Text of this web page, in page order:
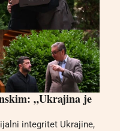
„Ukrajina je
integritet Ukrajine,